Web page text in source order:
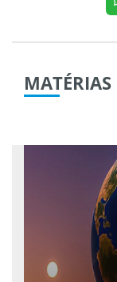
MATÉRIAS